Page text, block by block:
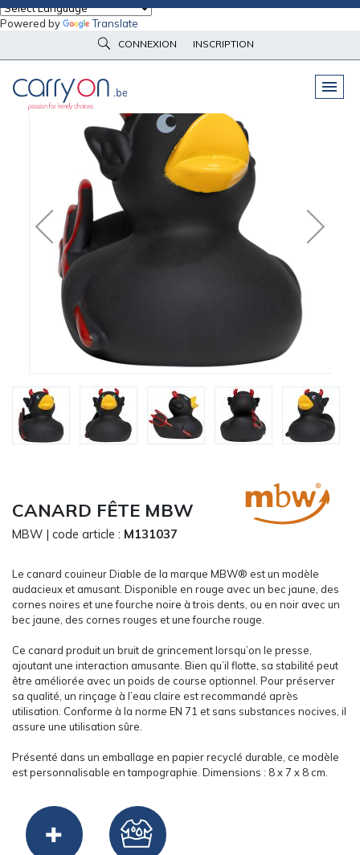
Powered by Translate
CONNEXION INSCRIPTION
PELUCHES & GOODIES
VÊTEMENTS DE TRAVAIL
& HIGH-TECH
& BAGAGERIE
VÊTEMENTS D’IMAGE
VÊTEMENTSD'IMAGE
MAISON
NOUVEAUTÉS
RESPONSABLE
CARRYON
L'ENTREPRISE
SERVICES
TECHNIQUES MARQUAGE
BLOG
MESSAGE
Peluches & Goodies Canard Canard fête MBW
CANARD FÊTE MBW
MBW | code article : M131037
Le canard couineur Diable de la marque MBW® est un modèle
audacieux et amusant. Disponible en rouge avec un bec jaune, des
cornes noires et une fourche noire à trois dents, ou en noir avec un
bec jaune, des cornes rouges et une fourche rouge.
Ce canard produit un bruit de grincement lorsqu’on le presse,
ajoutant une interaction amusante. Bien qu’il flotte, sa stabilité peut
être améliorée avec un poids de course optionnel. Pour préserver
sa qualité, un rinçage à l’eau claire est recommandé après
utilisation. Conforme à la norme EN 71 et sans substances nocives, il
assure une utilisation sûre.
Présenté dans un emballage en papier recyclé durable, ce modèle
est personnalisable en tampographie. Dimensions : 8 x 7 x 8 cm.